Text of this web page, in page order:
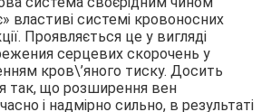
властиві системі кровоносних
Проявляється це у вигляді
серцевих скорочень у
кров\’яного тиску. Досить
так, що розширення вен
і надмірно сильно, в результаті